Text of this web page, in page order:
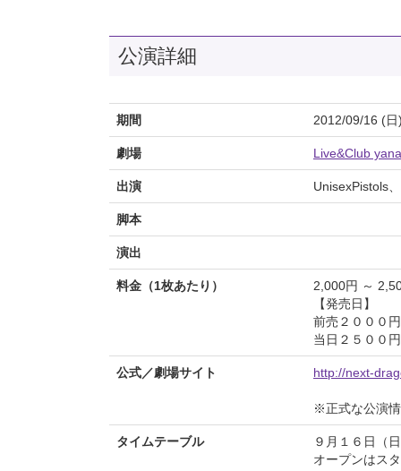
公演詳細
期間 2012/09/16 (
劇場 Live&Club
出演 UnisexPistols
脚本
演出
料金（1枚あたり）
2,000円 ～
【発売日】
前売２０００
当日２５００
公式／劇場サイト http://next-
※正式な公演
タイムテーブル
９月１６日（
オープンはス